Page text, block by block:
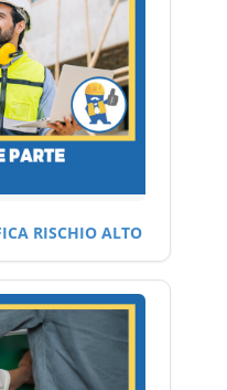
RISCHIO ALTO